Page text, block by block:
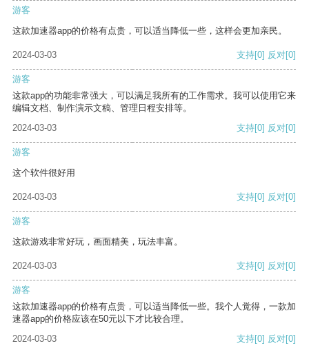
游客
这款加速器app的价格有点贵，可以适当降低一些，这样会更加亲民。
2024-03-03 支持[0] 反对[0]
游客
这款app的功能非常强大，可以满足我所有的工作需求。我可以使用它来
编辑文档、制作演示文稿、管理日程安排等。
2024-03-03
支持[0] 反对[0]
游客
这个软件很好用
2024-03-03 支持[0] 反对[0]
游客
这款游戏非常好玩，画面精美，玩法丰富。
2024-03-03 支持[0] 反对[0]
游客
这款加速器app的价格有点贵，可以适当降低一些。我个人觉得，一款加
速器app的价格应该在50元以下才比较合理。
2024-03-03
支持[0] 反对[0]